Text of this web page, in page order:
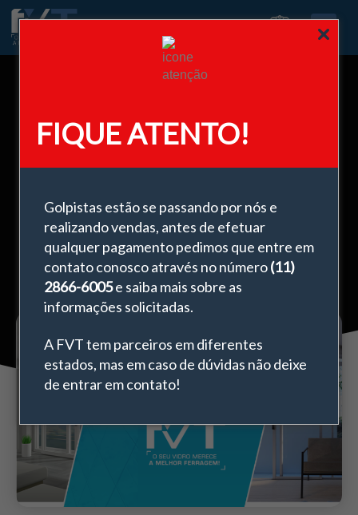
FIQUE ATENTO!
Golpistas estão se passando por nós e
realizando vendas, antes de efetuar
qualquer pagamento pedimos que entre em
contato conosco através no número(11)
2866-6005e saiba mais sobre as
informações solicitadas.
A FVT tem parceiros em diferentes
estados, mas em caso de dúvidas não deixe
de entrar em contato!
0
Escolhendo as melhores ferragens
fevereiro 3, 2025